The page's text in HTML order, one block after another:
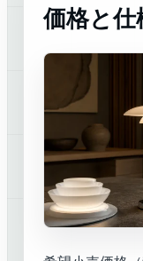
価格と仕